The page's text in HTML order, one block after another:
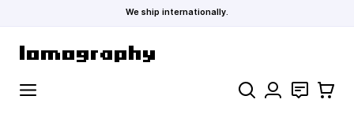
We ship internationally.
Search 聯絡 購物車